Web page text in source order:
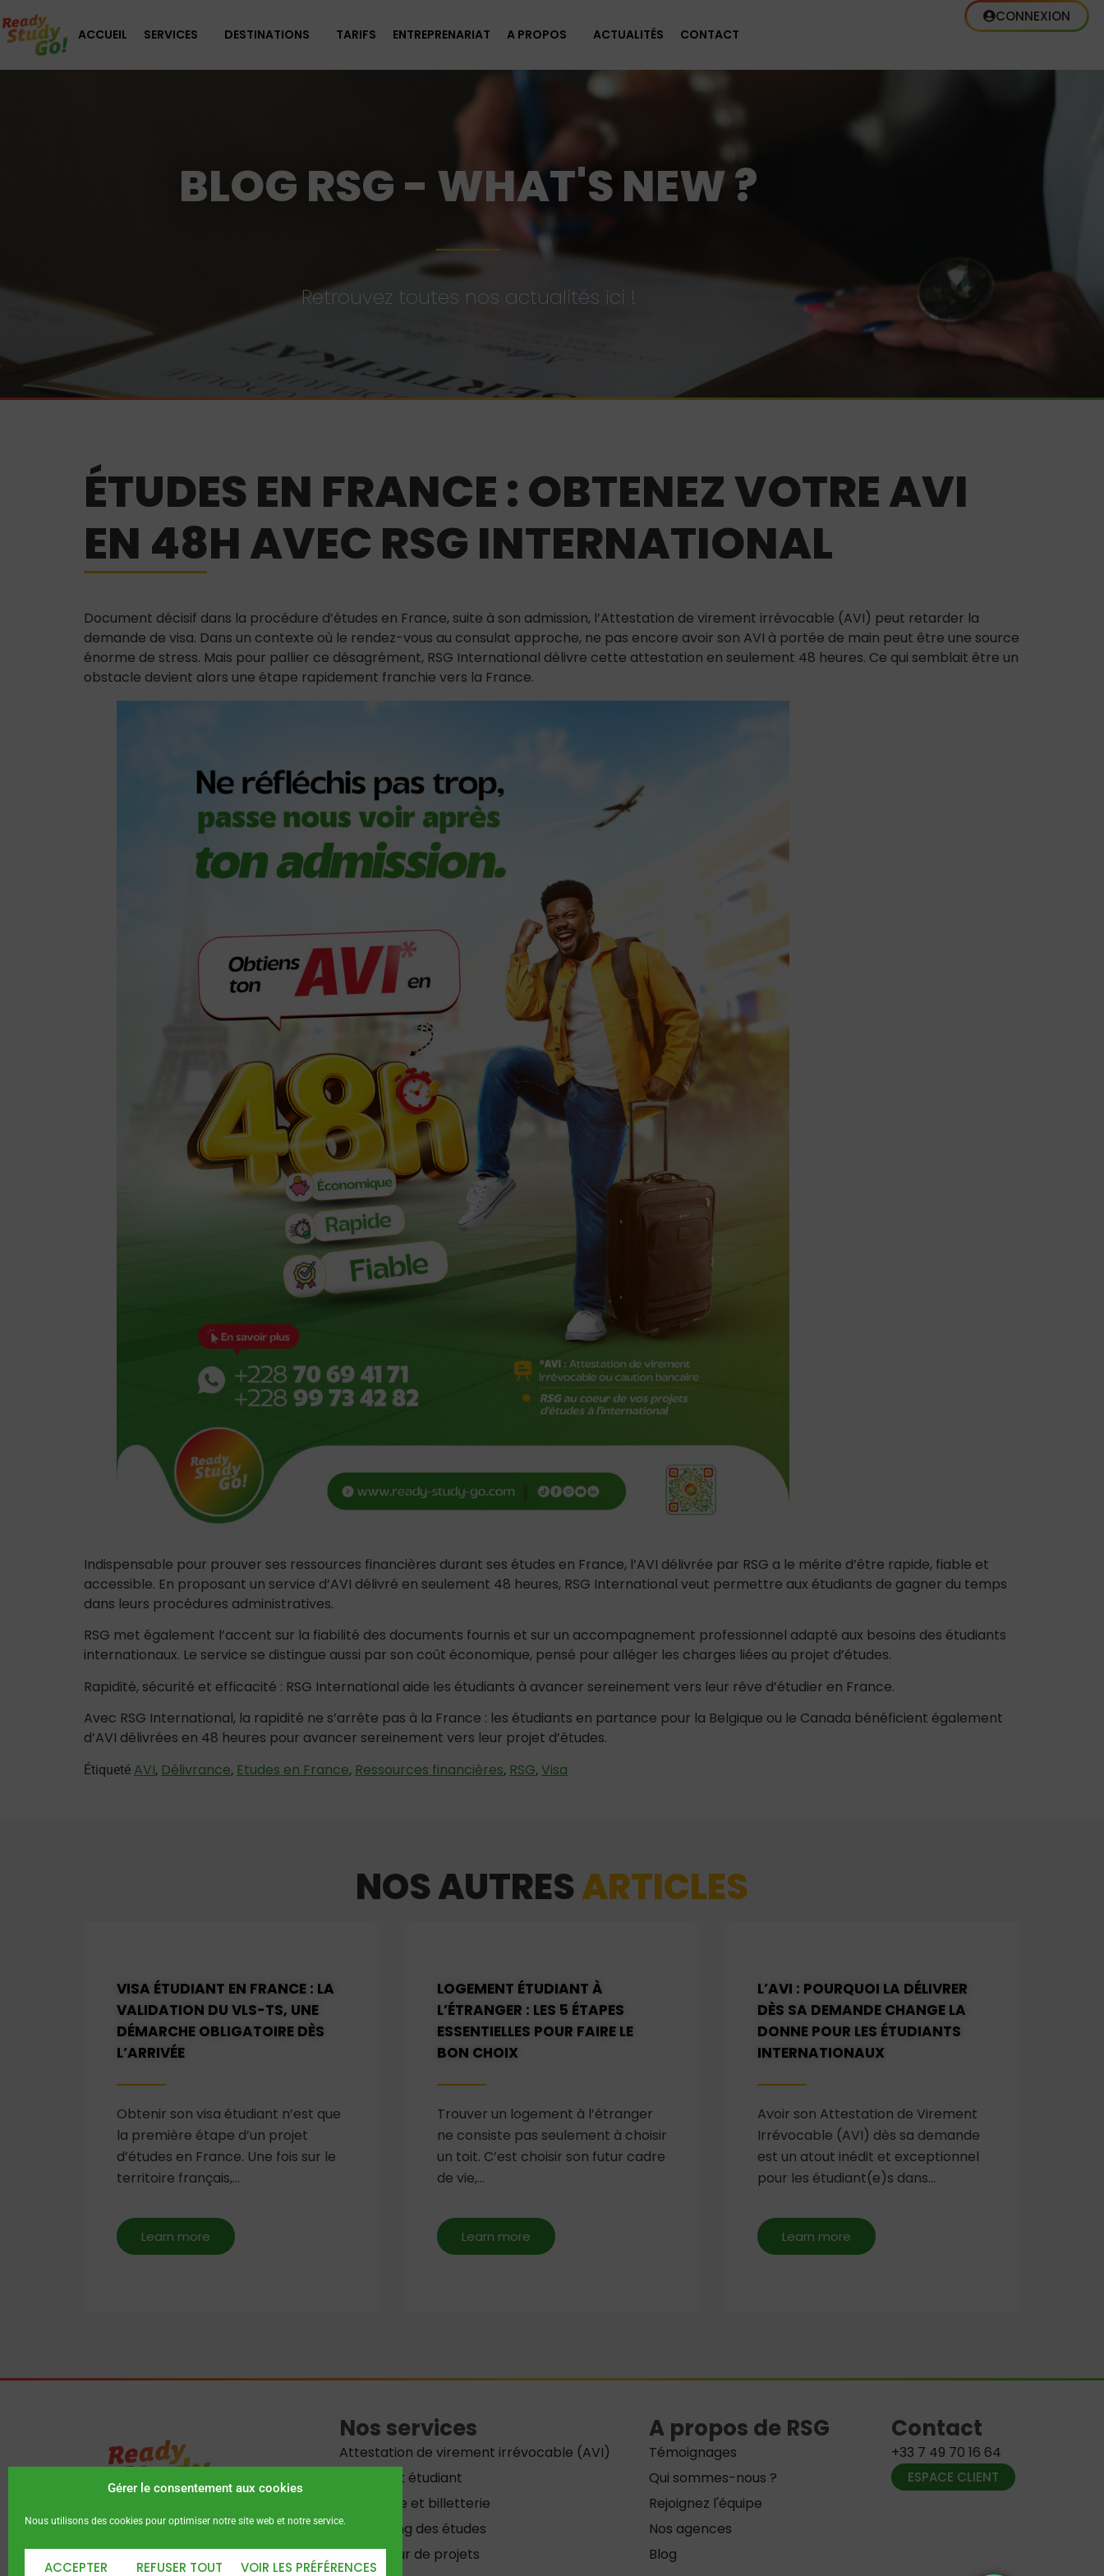
Gérer le consentement aux cookies
Nous utilisons des cookies pour optimiser notre site web et notre service.
ACCEPTER REFUSER TOUT VOIR LES PRÉFÉRENCES
ACCUEIL SERVICES DESTINATIONS TARIFS ENTREPRENARIAT A PROPOS ACTUALITÉS CONTACT
CONNEXION
BLOG RSG - WHAT'S NEW ?
Retrouvez toutes nos actualités ici !
ÉTUDES EN FRANCE : OBTENEZ VOTRE AVI
EN 48H AVEC RSG INTERNATIONAL
Document décisif dans la procédure d’études en France, suite à son admission, l’Attestation de virement irrévocable (AVI) peut retarder la
demande de visa. Dans un contexte où le rendez-vous au consulat approche, ne pas encore avoir son AVI à portée de main peut être une source
énorme de stress. Mais pour pallier ce désagrément, RSG International délivre cette attestation en seulement 48 heures. Ce qui semblait être un
obstacle devient alors une étape rapidement franchie vers la France.
Indispensable pour prouver ses ressources financières durant ses études en France, l’AVI délivrée par RSG a le mérite d’être rapide, fiable et
accessible. En proposant un service d’AVI délivré en seulement 48 heures, RSG International veut permettre aux étudiants de gagner du temps
dans leurs procédures administratives.
RSG met également l’accent sur la fiabilité des documents fournis et sur un accompagnement professionnel adapté aux besoins des étudiants
internationaux. Le service se distingue aussi par son coût économique, pensé pour alléger les charges liées au projet d’études.
Rapidité, sécurité et efficacité : RSG International aide les étudiants à avancer sereinement vers leur rêve d’étudier en France.
Avec RSG International, la rapidité ne s’arrête pas à la France : les étudiants en partance pour la Belgique ou le Canada bénéficient également
d’AVI délivrées en 48 heures pour avancer sereinement vers leur projet d’études.
Étiqueté AVI, Délivrance, Etudes en France, Ressources financières, RSG, Visa
NOS AUTRESARTICLES
VISA ÉTUDIANT EN FRANCE : LA
VALIDATION DU VLS-TS, UNE
DÉMARCHE OBLIGATOIRE DÈS
L’ARRIVÉE
Obtenir son visa étudiant n’est que
la première étape d’un projet
d’études en France. Une fois sur le
territoire français,…
Learn more
LOGEMENT ÉTUDIANT À
L’ÉTRANGER : LES 5 ÉTAPES
ESSENTIELLES POUR FAIRE LE
BON CHOIX
Trouver un logement à l’étranger
ne consiste pas seulement à choisir
un toit. C’est choisir son futur cadre
de vie,…
Learn more
L’AVI : POURQUOI LA DÉLIVRER
DÈS SA DEMANDE CHANGE LA
DONNE POUR LES ÉTUDIANTS
INTERNATIONAUX
Avoir son Attestation de Virement
Irrévocable (AVI) dès sa demande
est un atout inédit et exceptionnel
pour les étudiant(e)s dans…
Learn more
AU CŒUR DE VOS ÉTUDES À L’INTERNATIONAL !
Nos services
Attestation de virement irrévocable (AVI)
Logement étudiant
Assurance et billetterie
Suivi le long des études
Incubateur de projets
A propos de RSG
Témoignages
Qui sommes-nous ?
Rejoignez l'équipe
Nos agences
Blog
Contact
+33 7 49 70 16 64
ESPACE CLIENT